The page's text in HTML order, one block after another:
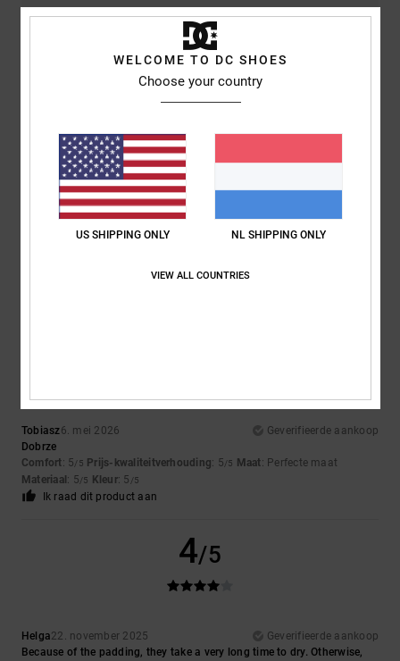
Kleur
4.8
4
They look nice, but they’re made of very cheap material.
Tobiasz6. mei 2026
Geverifieerde aankoop
Dobrze
Comfort: 5/5 Prijs-kwaliteitverhouding: 5/5 Maat: Perfecte maat
Materiaal : 5/5 Kleur: 5 /5
Ik raad dit product aan
4/5
Helga22. november 2025
Geverifieerde aankoop
Because of the padding, they take a very long time to dry. Otherwise,
WELCOME TO DC SHOES
Choose your country
US SHIPPING ONLY NL SHIPPING ONLY
VIEW ALL COUNTRIES